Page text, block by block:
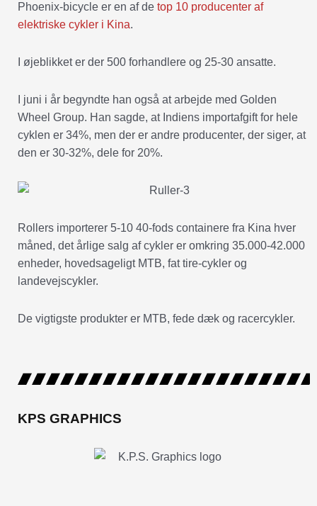
Phoenix-bicycle er en af de top 10 producenter af
elektriske cykler i Kina.
I øjeblikket er der 500 forhandlere og 25-30 ansatte.
I juni i år begyndte han også at arbejde med Golden
Wheel Group. Han sagde, at Indiens importafgift for hele
cyklen er 34%, men der er andre producenter, der siger, at
den er 30-32%, dele for 20%.
Rollers importerer 5-10 40-fods containere fra Kina hver
måned, det årlige salg af cykler er omkring 35.000-42.000
enheder, hovedsageligt MTB, fat tire-cykler og
landevejscykler.
De vigtigste produkter er MTB, fede dæk og racercykler.
KPS GRAPHICS